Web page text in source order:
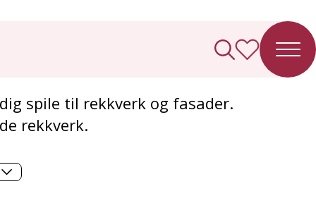
spile til rekkverk og fasader.
rekkverk.